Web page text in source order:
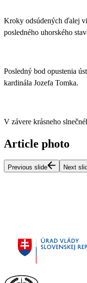
Kroky odsúdených ďalej
posledného uhorského
Posledný bod opustenia
kardinála Jozefa Tomka.
V závere krásneho
Article photo
Previous slide Next